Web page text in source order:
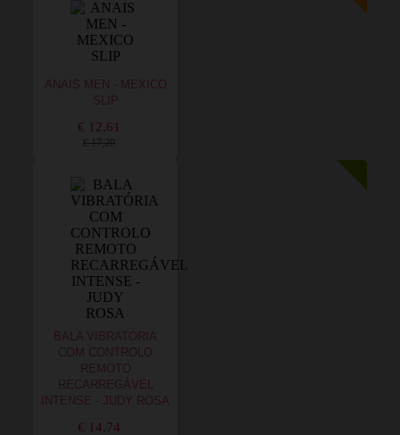
ANAIS MEN - MEXICO
SLIP
€ 12,61
€ 17,20
BALA VIBRATÓRIA
COM CONTROLO
REMOTO
RECARREGÁVEL
INTENSE - JUDY ROSA
€ 14,74